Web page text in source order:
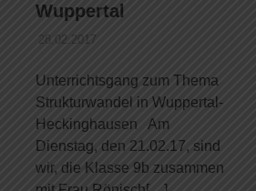
Wuppertal
28.02.2017
Unterrichtsgang zum Thema
Strukturwandel in Wuppertal-
Heckinghausen Am
Dienstag, den 21.02.17, sind
wir, die Klasse 9b zusammen